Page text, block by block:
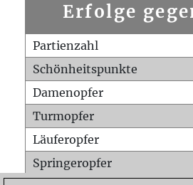
Erfolge
Partienzahl
Schönheitspunkte
Damenopfer
Turmopfer
Läuferopfer
Springeropfer